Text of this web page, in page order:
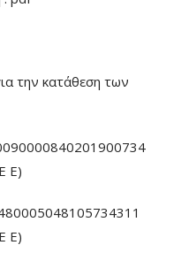
την κατάθεση των
E)
E)